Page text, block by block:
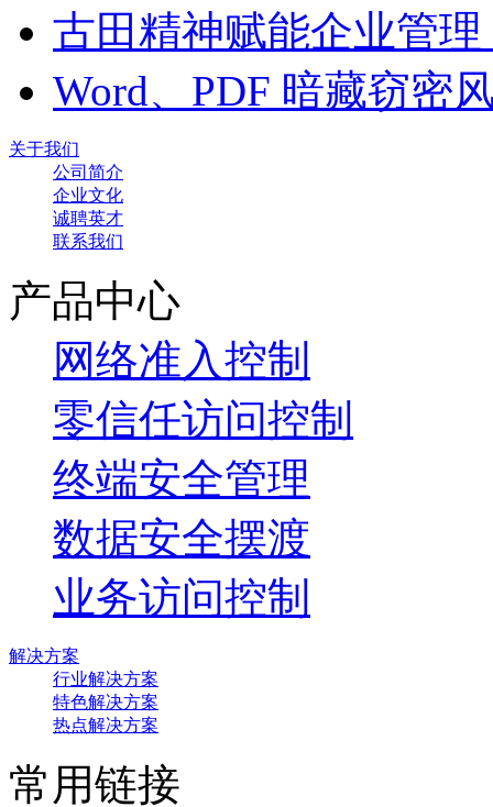
古田精神赋能企业管
Word、PDF 暗藏窃密
关于我们
公司简介
企业文化
诚聘英才
联系我们
产品中心
网络准入控制
零信任访问控制
终端安全管理
数据安全摆渡
业务访问控制
解决方案
行业解决方案
特色解决方案
热点解决方案
常用链接